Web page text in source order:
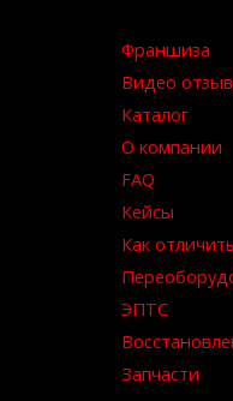
Франшиза
Видео
Каталог
О компании
FAQ
Кейсы
Как
ЭПТС
Запчасти